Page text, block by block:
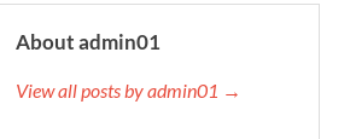
About admin01
View all posts by admin01 →